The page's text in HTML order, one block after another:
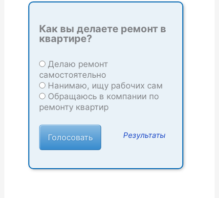
Как вы делаете ремонт в
квартире?
Делаю ремонт
самостоятельно
Нанимаю, ищу рабочих сам
Обращаюсь в компании по
ремонту квартир
Результаты